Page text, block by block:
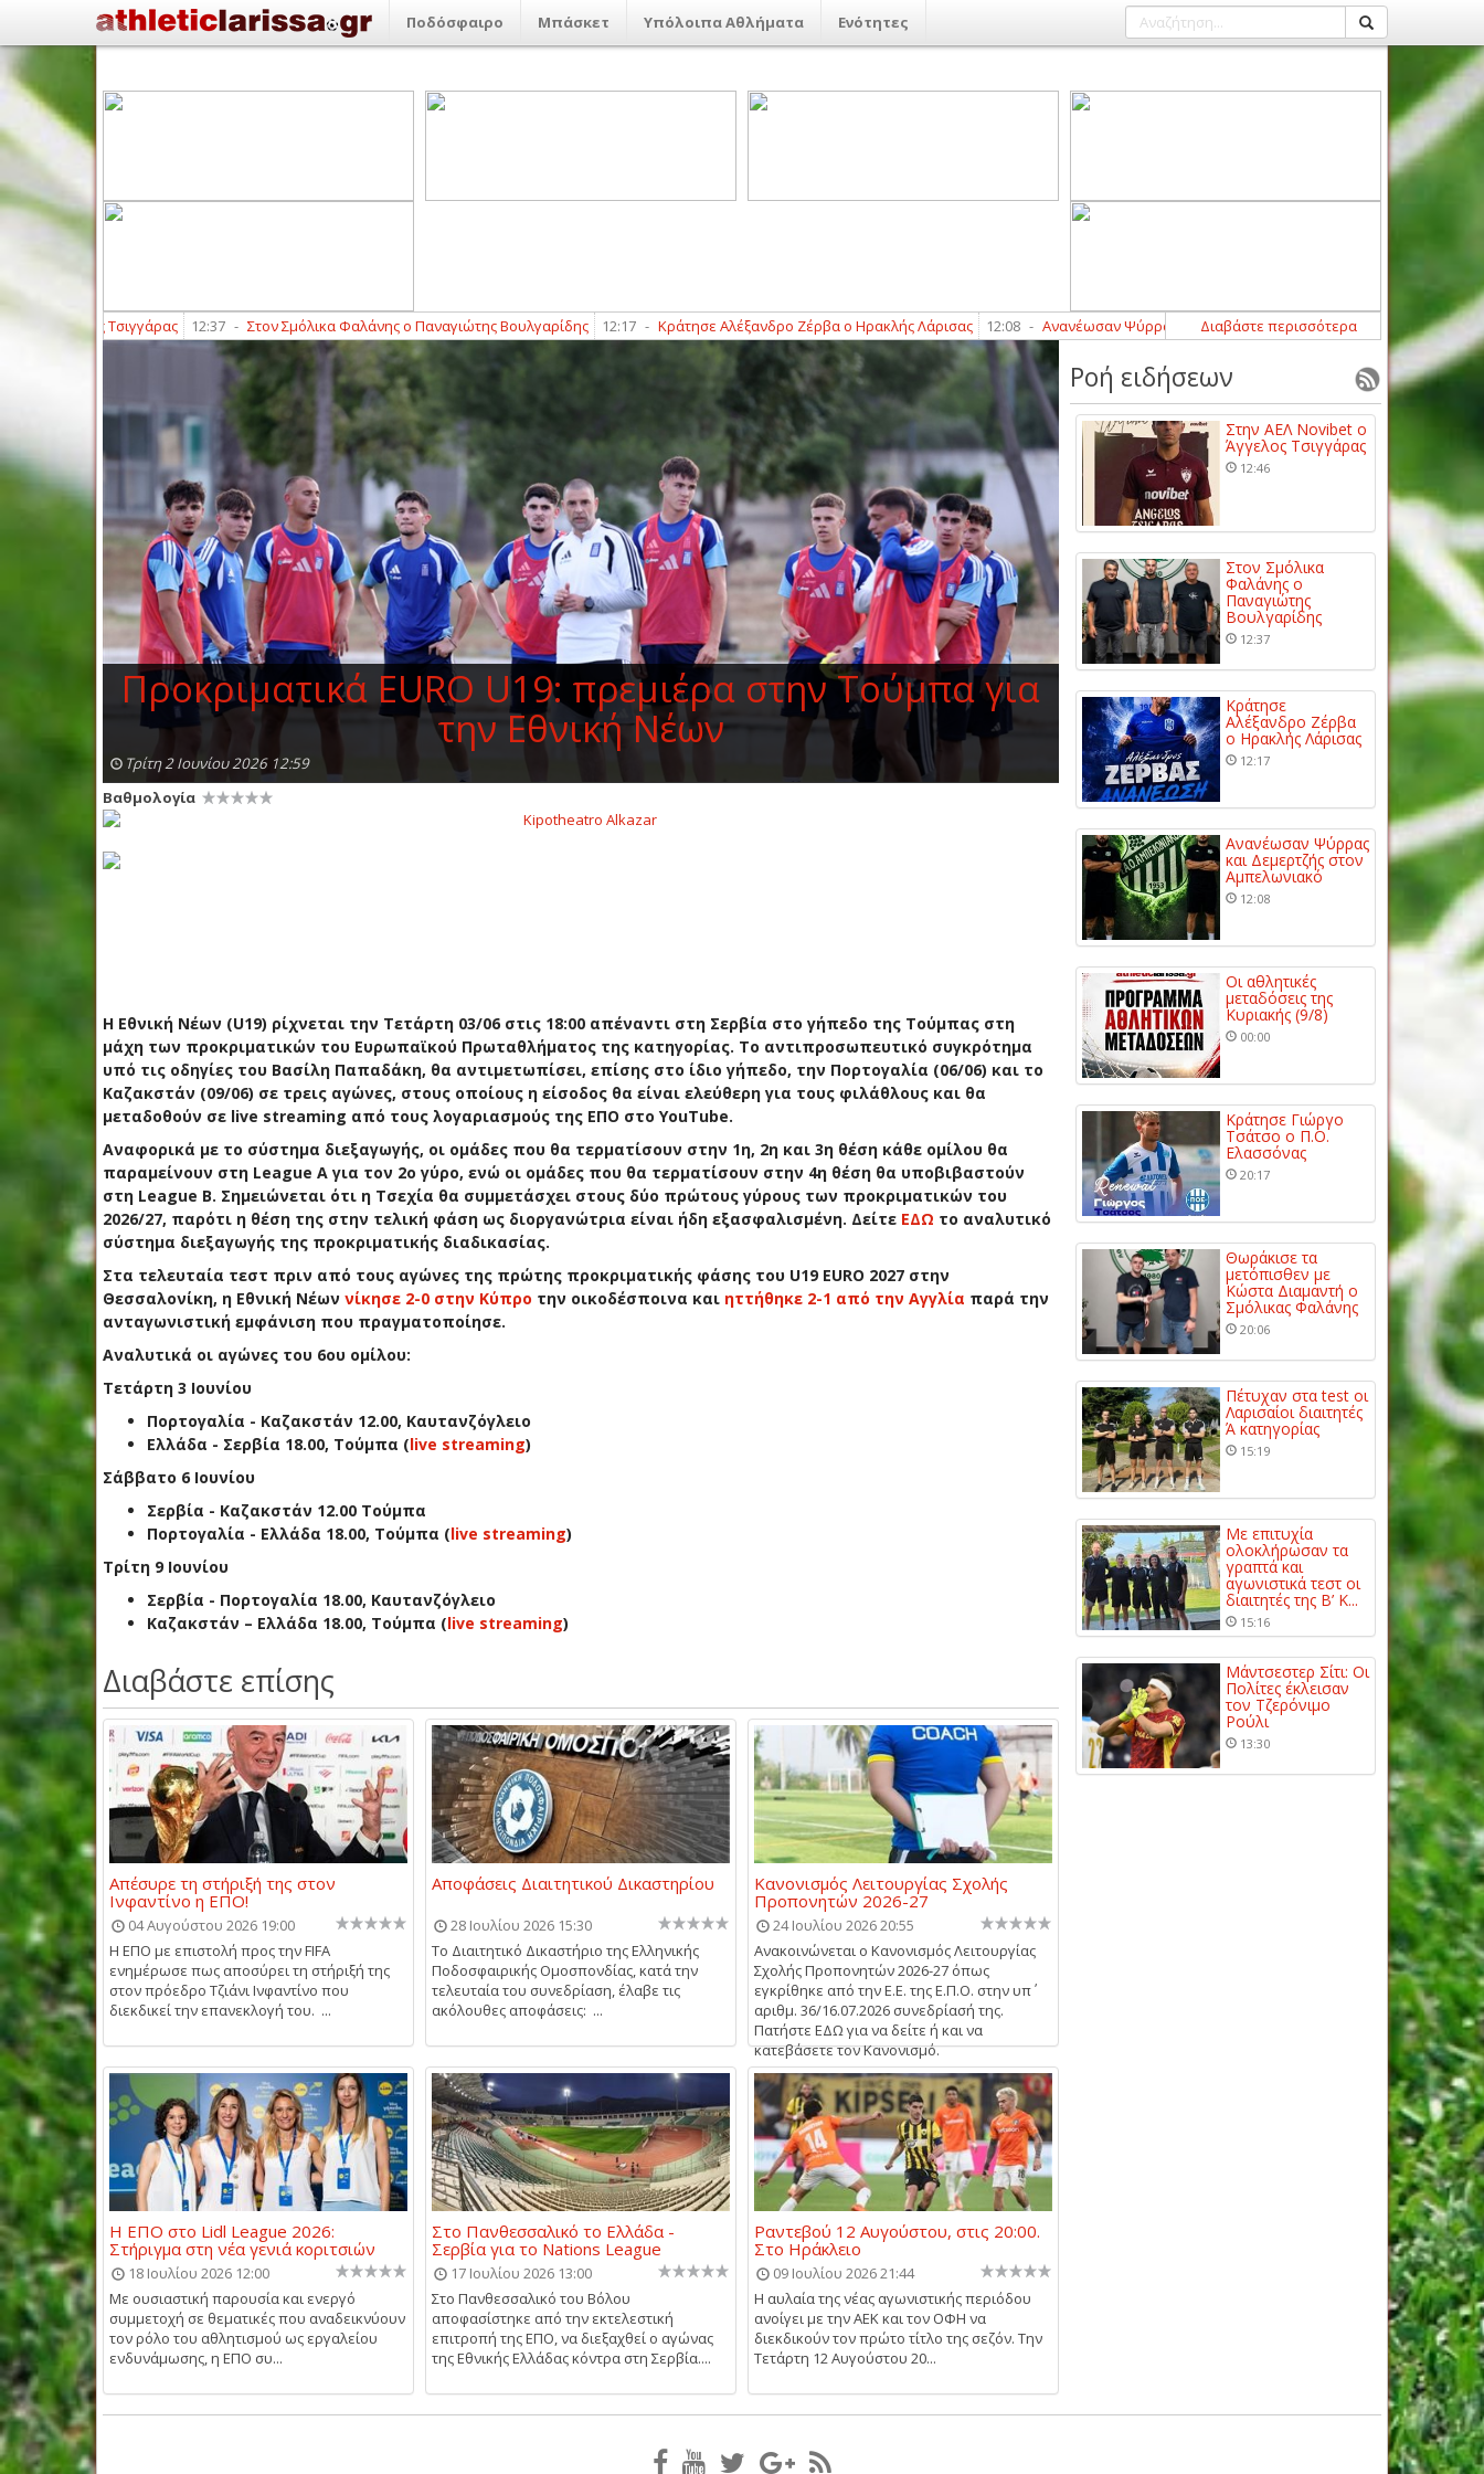
Ποδόσφαιρο Μπάσκετ Υπόλοιπα Αθλήματα Ενότητες
Τσιγγάρας 12:37 - Στον Σμόλικα Φαλάνης ο Παναγιώτης Βουλγαρίδης 12:17 - Κράτησε Αλέξανδρο Ζέρβα ο Ηρακλής Λάρισας 12:08 - Ανανέωσαν Ψύρρας και Δεμερτζής στον Αμπελωνιακό - Οι
Διαβάστε περισσότερα
Προκριματικά EURO U19: πρεμιέρα στην Τούμπα για
την Εθνική Νέων
Τρίτη 2 Ιουνίου 2026 12:59
Βαθμολογία
Η Εθνική Νέων (U19) ρίχνεται την Τετάρτη 03/06 στις 18:00 απέναντι στη Σερβία στο γήπεδο της Τούμπας στη
μάχη των προκριματικών του Ευρωπαϊκού Πρωταθλήματος της κατηγορίας. Το αντιπροσωπευτικό συγκρότημα
υπό τις οδηγίες του Βασίλη Παπαδάκη, θα αντιμετωπίσει, επίσης στο ίδιο γήπεδο, την Πορτογαλία (06/06) και το
Καζακστάν (09/06) σε τρεις αγώνες, στους οποίους η είσοδος θα είναι ελεύθερη για τους φιλάθλους και θα
μεταδοθούν σε live streaming από τους λογαριασμούς της ΕΠΟ στο YouTube.
Αναφορικά με το σύστημα διεξαγωγής, οι ομάδες που θα τερματίσουν στην 1η, 2η και 3η θέση κάθε ομίλου θα
παραμείνουν στη League A για τον 2ο γύρο, ενώ οι ομάδες που θα τερματίσουν στην 4η θέση θα υποβιβαστούν
στη League B. Σημειώνεται ότι η Τσεχία θα συμμετάσχει στους δύο πρώτους γύρους των προκριματικών του
2026/27, παρότι η θέση της στην τελική φάση ως διοργανώτρια είναι ήδη εξασφαλισμένη. Δείτε ΕΔΩ το αναλυτικό
σύστημα διεξαγωγής της προκριματικής διαδικασίας.
Στα τελευταία τεστ πριν από τους αγώνες της πρώτης προκριματικής φάσης του U19 EURO 2027 στην
Θεσσαλονίκη, η Εθνική Νέων νίκησε 2-0 στην Κύπρο την οικοδέσποινα και ηττήθηκε 2-1 από την Αγγλία παρά την
ανταγωνιστική εμφάνιση που πραγματοποίησε.
Αναλυτικά οι αγώνες του 6ου ομίλου:
Τετάρτη 3 Ιουνίου
Πορτογαλία - Καζακστάν 12.00, Καυτανζόγλειο
Ελλάδα - Σερβία 18.00, Τούμπα (live streaming)
Σάββατο 6 Ιουνίου
Σερβία - Καζακστάν 12.00 Τούμπα
Πορτογαλία - Ελλάδα 18.00, Τούμπα (live streaming)
Τρίτη 9 Ιουνίου
Σερβία - Πορτογαλία 18.00, Καυτανζόγλειο
Καζακστάν – Ελλάδα 18.00, Τούμπα (live streaming)
Διαβάστε επίσης
Απέσυρε τη στήριξή της στον
Ινφαντίνο η ΕΠΟ!
04 Αυγούστου 2026 19:00
Η ΕΠΟ με επιστολή προς την FIFA
ενημέρωσε πως αποσύρει τη στήριξή της
στον πρόεδρο Τζιάνι Ινφαντίνο που
διεκδικεί την επανεκλογή του. ...
Αποφάσεις Διαιτητικού Δικαστηρίου
28 Ιουλίου 2026 15:30
Το Διαιτητικό Δικαστήριο της Ελληνικής
Ποδοσφαιρικής Ομοσπονδίας, κατά την
τελευταία του συνεδρίαση, έλαβε τις
ακόλουθες αποφάσεις: ...
Κανονισμός Λειτουργίας Σχολής
Προπονητών 2026-27
24 Ιουλίου 2026 20:55
Ανακοινώνεται ο Κανονισμός Λειτουργίας
Σχολής Προπονητών 2026-27 όπως
εγκρίθηκε από την Ε.Ε. της Ε.Π.Ο. στην υπ΄
αριθμ. 36/16.07.2026 συνεδρίασή της.
Πατήστε ΕΔΩ για να δείτε ή και να
κατεβάσετε τον Κανονισμό.
Η ΕΠΟ στο Lidl League 2026:
Στήριγμα στη νέα γενιά κοριτσιών
18 Ιουλίου 2026 12:00
Με ουσιαστική παρουσία και ενεργό
συμμετοχή σε θεματικές που αναδεικνύουν
τον ρόλο του αθλητισμού ως εργαλείου
ενδυνάμωσης, η ΕΠΟ συ...
Στο Πανθεσσαλικό το Ελλάδα -
Σερβία για το Nations League
17 Ιουλίου 2026 13:00
Στο Πανθεσσαλικό του Βόλου
αποφασίστηκε από την εκτελεστική
επιτροπή της ΕΠΟ, να διεξαχθεί ο αγώνας
της Εθνικής Ελλάδας κόντρα στη Σερβία....
Ραντεβού 12 Αυγούστου, στις 20:00.
Στο Ηράκλειο
09 Ιουλίου 2026 21:44
Η αυλαία της νέας αγωνιστικής περιόδου
ανοίγει με την ΑΕΚ και τον ΟΦΗ να
διεκδικούν τον πρώτο τίτλο της σεζόν. Την
Τετάρτη 12 Αυγούστου 20...
Ροή ειδήσεων
Στην ΑΕΛ Novibet ο
Άγγελος Τσιγγάρας
12:46
Στον Σμόλικα
Φαλάνης ο
Παναγιώτης
Βουλγαρίδης
12:37
Κράτησε
Αλέξανδρο Ζέρβα
ο Ηρακλής Λάρισας
12:17
Ανανέωσαν Ψύρρας
και Δεμερτζής στον
Αμπελωνιακό
12:08
Οι αθλητικές
μεταδόσεις της
Κυριακής (9/8)
00:00
Κράτησε Γιώργο
Τσάτσο ο Π.Ο.
Ελασσόνας
20:17
Θωράκισε τα
μετόπισθεν με
Κώστα Διαμαντή ο
Σμόλικας Φαλάνης
20:06
Πέτυχαν στα test οι
Λαρισαίοι διαιτητές
Ά κατηγορίας
15:19
Με επιτυχία
ολοκλήρωσαν τα
γραπτά και
αγωνιστικά τεστ οι
διαιτητές της Β’ Κ...
15:16
Μάντσεστερ Σίτι: Οι
Πολίτες έκλεισαν
τον Τζερόνιμο
Ρούλι
13:30